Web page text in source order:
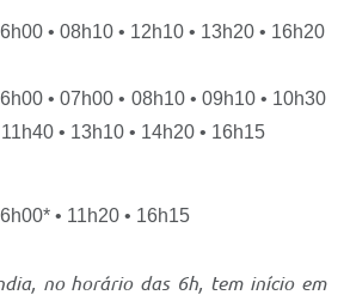
• 08h10 • 12h10 • 13h20 • 16h20
• 07h00 • 08h10 • 09h10 • 10h30
11h40 • 13h10 • 14h20 • 16h15
• 11h20 • 16h15
no horário das 6h, tem início em